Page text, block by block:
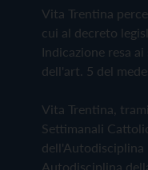
Vita Trentina
cui al decreto
Indicazione resa
dell'art. 5 del
Vita Trentina,
Settimanali
dell'Autodisciplina
Autodisciplina